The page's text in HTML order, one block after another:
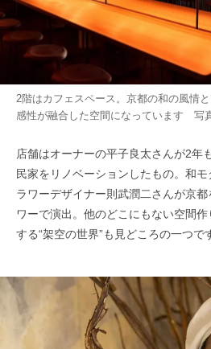
2階はカフェスペース。京都の和の風情
感性が融合した空間になっています 写
店舗はオーナーの平子良太さんが2年
民家をリノベーションしたもの。和
ラワーデザイナー則武潤二さんが京
ワーで演出。他のどこにもない空間
する“架空の世界”も見どころの一つで